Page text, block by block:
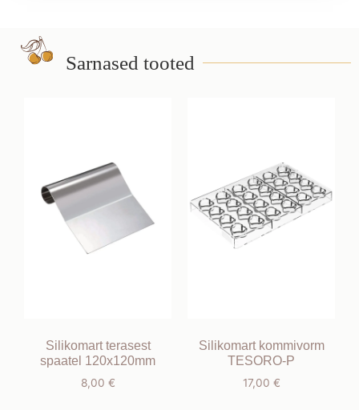
Sarnased tooted
Silikomart terasest
spaatel 120x120mm
8,00 €
Silikomart kommivorm
TESORO-P
17,00 €